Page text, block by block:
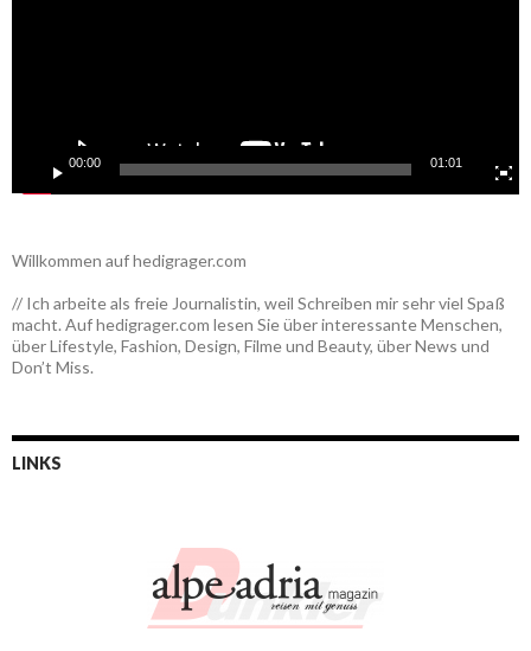
00:00 01:01
Willkommen auf hedigrager.com
// Ich arbeite als freie Journalistin, weil Schreiben mir sehr viel Spaß
macht. Auf hedigrager.com lesen Sie über interessante Menschen,
über Lifestyle, Fashion, Design, Filme und Beauty, über News und
Don’t Miss.
LINKS